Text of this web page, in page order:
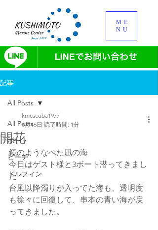
ME
NU
記事
All Posts
ボート
ビーチ
ドルフィン
All Posts
開花
kmcscuba1977
6月16日 読了時間: 1分
鏡のようなべた凪の海
今日はゲスト様と3ボート潜ってきまし
た
台風以降濁りが入ってた海も、透明度
も徐々に回復して、串本の青い海が戻
ってきました。